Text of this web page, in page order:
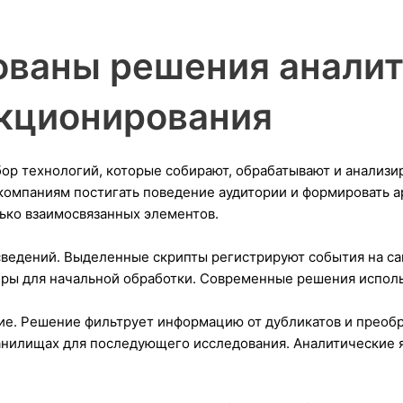
решения
технологий, которые собирают, обрабатывают и
постигать поведение аудитории и формировать
взаимосвязанных элементов.
Выделенные скрипты регистрируют события на
для начальной обработки. Современные решения
Решение фильтрует информацию от дубликатов и
для последующего исследования.